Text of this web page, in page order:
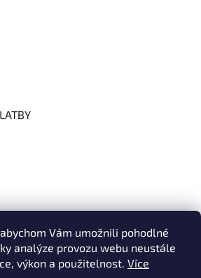
Vám umožnili pohodlné
analýze provozu webu neustále
výkon a použitelnost. Více